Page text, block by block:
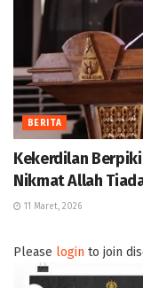
BERITA
Kekerdilan
Nikmat Allah
11 Maret, 2026
Please login to join